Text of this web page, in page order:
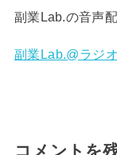
副業Lab.の音声
副業Lab.@ラジオ
コメントを